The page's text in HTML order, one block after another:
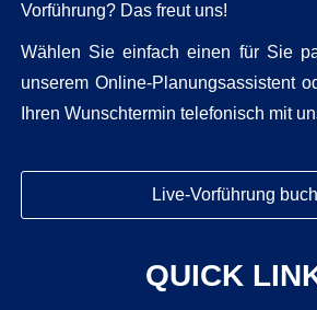
Vorführung? Das freut uns!
Wählen Sie einfach einen für Sie
unserem Online-Planungsassistent
Ihren Wunschtermin telefonisch mit
Live-Vorführung
QUICK